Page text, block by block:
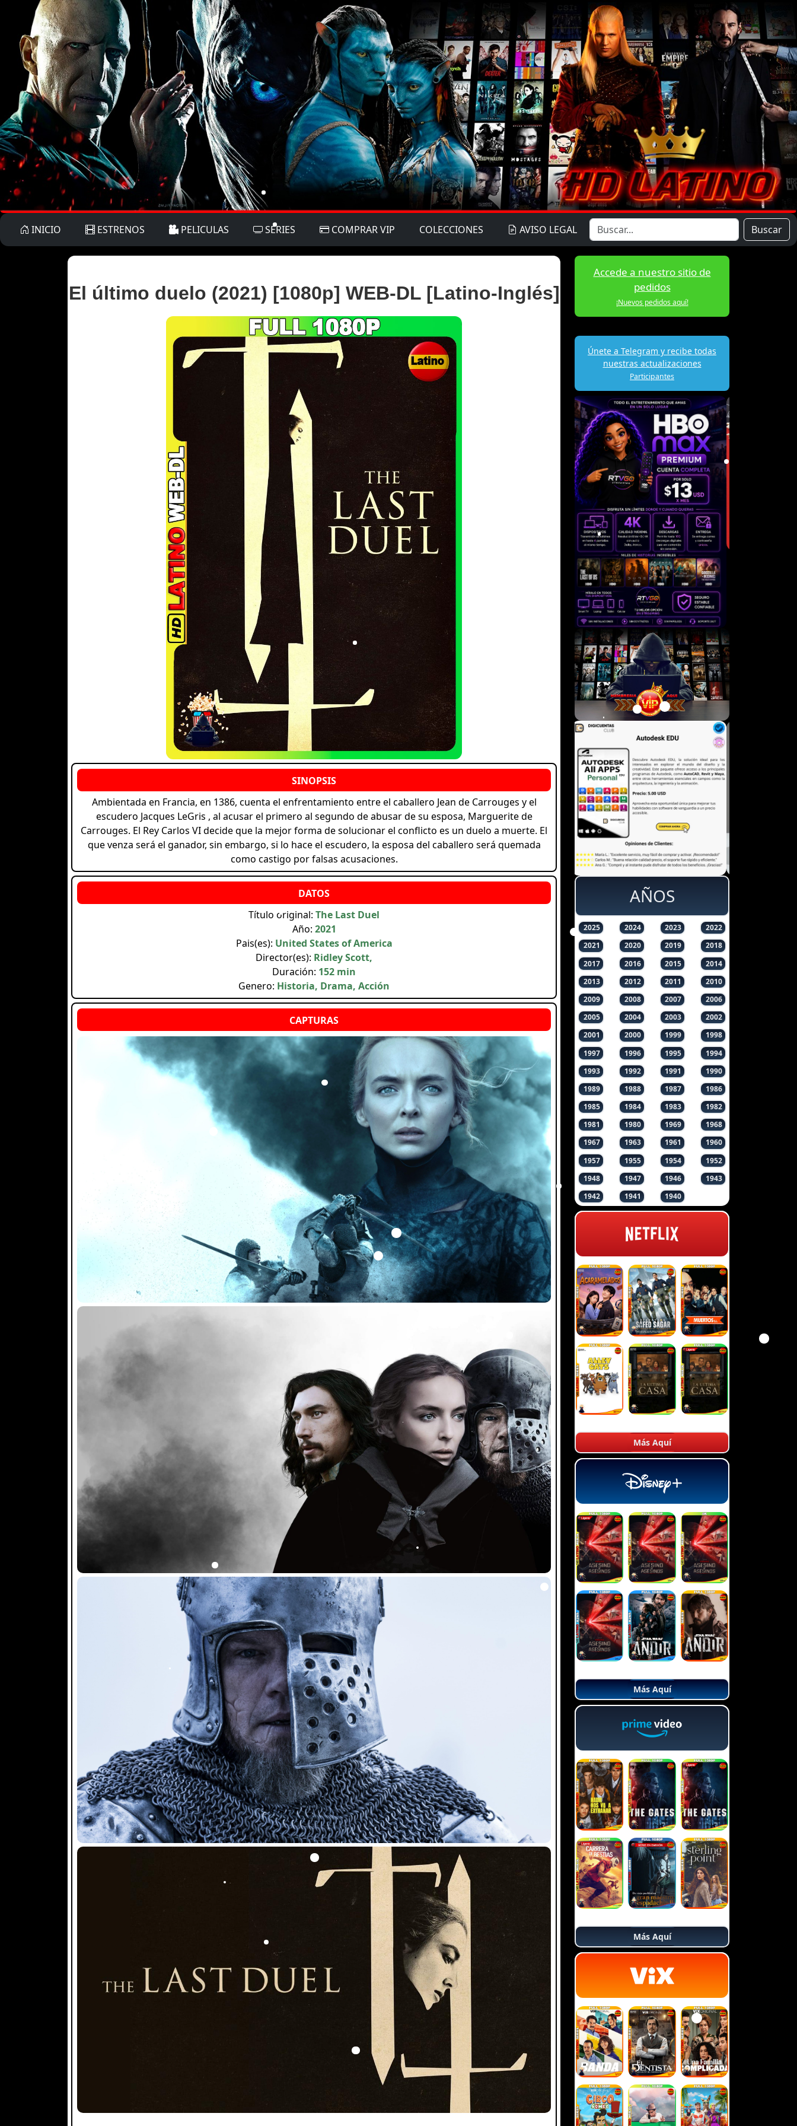
INICIO ESTRENOS PELICULAS SERIES COMPRAR VIP COLECCIONES AVISO LEGAL Buscar
El último duelo (2021) [1080p] WEB-DL [Latino-Inglés]
Ambientada en Francia, en 1386, cuenta el enfrentamiento entre el caballero Jean de Carrouges y el
escudero Jacques LeGris , al acusar el primero al segundo de abusar de su esposa, Marguerite de
Carrouges. El Rey Carlos VI decide que la mejor forma de solucionar el conflicto es un duelo a muerte. El
que venza será el ganador, sin embargo, si lo hace el escudero, la esposa del caballero será quemada
como castigo por falsas acusaciones.
Título original: The Last Duel
Año: 2021
Pais(es): United States of America
Director(es): Ridley Scott,
Duración: 152 min
Genero: Historia, Drama, Acción
Accede a nuestro sitio de
pedidos
¡Nuevos pedidos aquí!
Únete a Telegram y recibe todas
nuestras actualizaciones
Participantes
AÑOS
2025 2024 2023
2022
2021
2020 2019
2018
2017
2016 2015
2014
2013
2012 2011
2010
2009
2008 2007
2006
2005
2004 2003
2002
2001
2000 1999
1998
1997
1996 1995
1994
1993
1992 1991
1990
1989
1988 1987
1986
1985
1984 1983
1982
1981
1980 1969
1968
1967
1963 1961
1960
1957
1955 1954
1952
1948
1947 1946
1943
1942
1941 1940
Más Aquí
Más Aquí
Más Aquí